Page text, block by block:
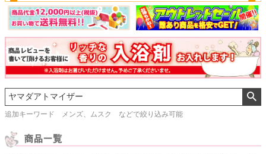
追加キーワード メンズ、ムスク などで絞り込み可能